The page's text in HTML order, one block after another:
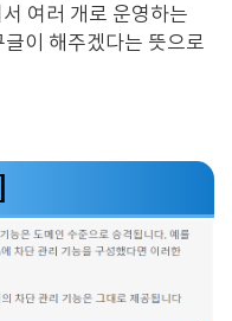
여러 개로 운영하는
이 해주겠다는 뜻으로